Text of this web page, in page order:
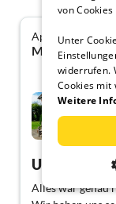
April 2016
Urlaub mit
Alles war genau
von
Unter
widerrufen.
Cookies mit
Weitere